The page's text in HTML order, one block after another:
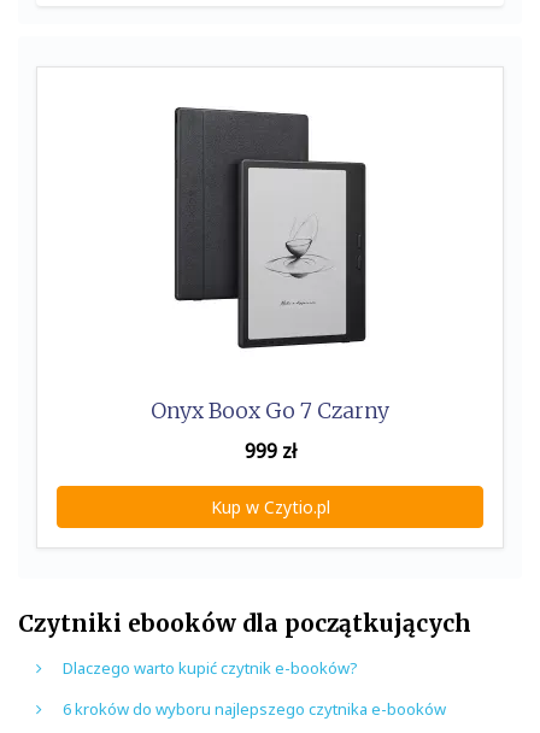
Onyx Boox Go 7 Czarny
999zł
Kup w Czytio.pl
Czytniki ebooków dla początkujących
Dlaczego warto kupić czytnik e-booków?
6 kroków do wyboru najlepszego czytnika e-booków